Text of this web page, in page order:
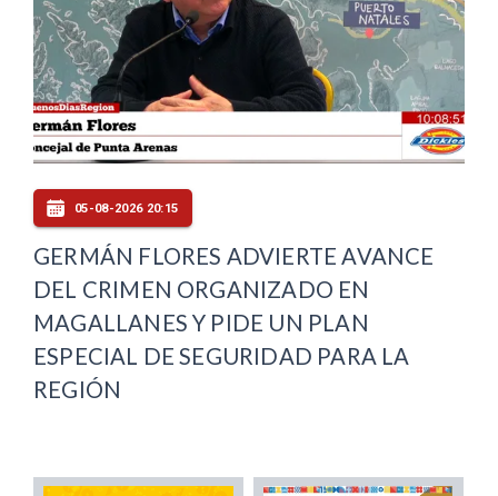
05-08-2026 20:15
GERMÁN FLORES ADVIERTE AVANCE
DEL CRIMEN ORGANIZADO EN
MAGALLANES Y PIDE UN PLAN
ESPECIAL DE SEGURIDAD PARA LA
REGIÓN